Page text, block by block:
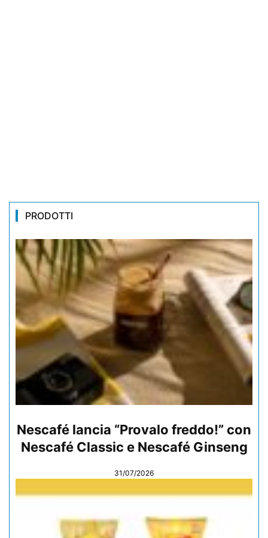
PRODOTTI
Nescafé lancia “Provalo freddo!” con
Nescafé Classic e Nescafé Ginseng
31/07/2026